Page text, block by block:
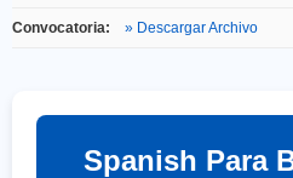
Convocatoria: » Descargar Archivo
Spanish Para